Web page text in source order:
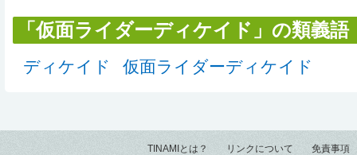
「仮面ライダーディケイド」の類義語
ディケイド 仮面ライダーディケイド
TINAMIとは？ リンクについて
免責事項